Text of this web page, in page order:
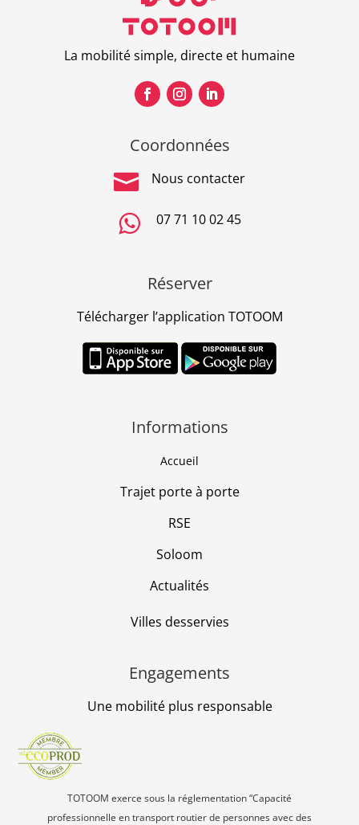
La mobilité simple, directe et humaine
Coordonnées
 Nous contacter
 07 71 10 02 45
Réserver
Télécharger l’application TOTOOM
Informations
Accueil
Trajet porte à porte
RSE
Soloom
Actualités
Villes desservies
Engagements
Une mobilité plus responsable
TOTOOM exerce sous la réglementation “Capacité
professionnelle en transport routier de personnes avec des